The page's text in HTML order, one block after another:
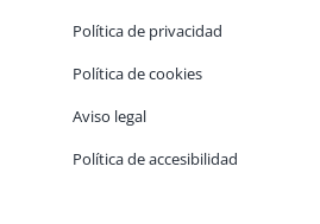
Política de privacidad
Política de cookies
Aviso legal
Política de accesibilidad